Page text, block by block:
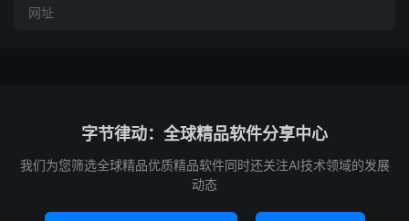
字节律动：全球精品软件分享中心
我们为您筛选全球精品优质精品软件同时还关注AI技术领域的发展
动态